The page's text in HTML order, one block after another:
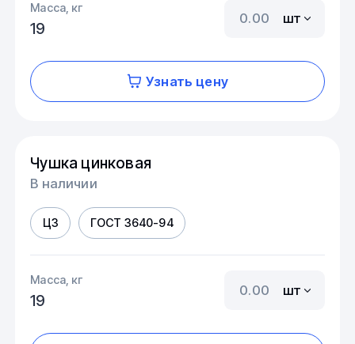
Масса, кг
19
шт
Узнать цену
Чушка цинковая
В наличии
Ц3 ГОСТ 3640-94
Масса, кг
19
шт